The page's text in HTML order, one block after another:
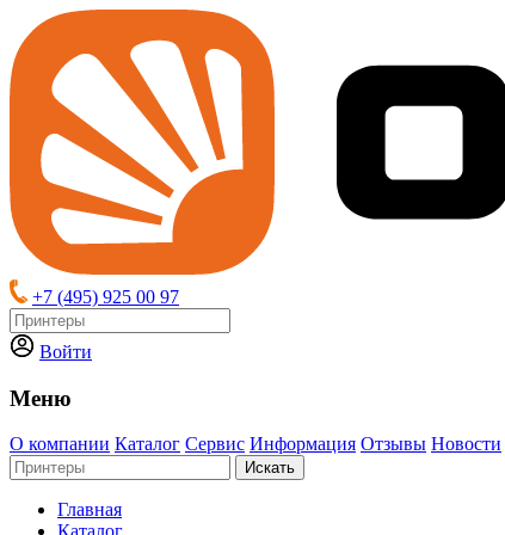
+7 (495) 925 00 97
Войти
Меню
О компании Каталог Сервис Информация Отзывы Новости
Искать
Главная